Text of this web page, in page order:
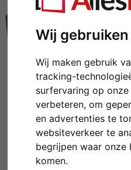
Wij
Wij maken gebruik
tracking-
surfervaring op
verbeteren, om
en advertenties te
websiteverkeer te
begrijpen waar onze
komen.
Terug